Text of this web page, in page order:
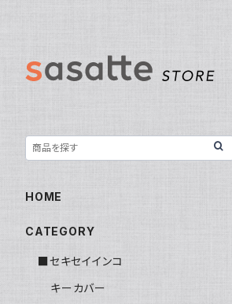
HOME
CATEGORY
■セキセイインコ
キーカバー